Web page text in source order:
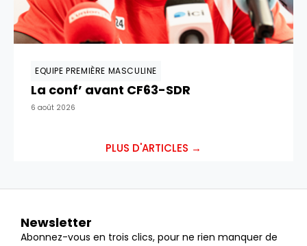
EQUIPE PREMIÈRE MASCULINE
La conf’ avant CF63-SDR
6 août 2026
PLUS D'ARTICLES →
Newsletter
Abonnez-vous en trois clics, pour ne rien manquer de